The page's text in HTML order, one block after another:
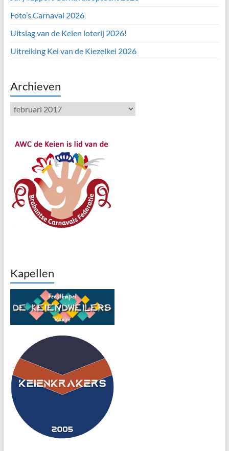
Foto’s Carnaval 2026
Uitslag van de Keien loterij 2026!
Uitreiking Kei van de Kiezelkei 2026
Archieven
Archieven
Kapellen